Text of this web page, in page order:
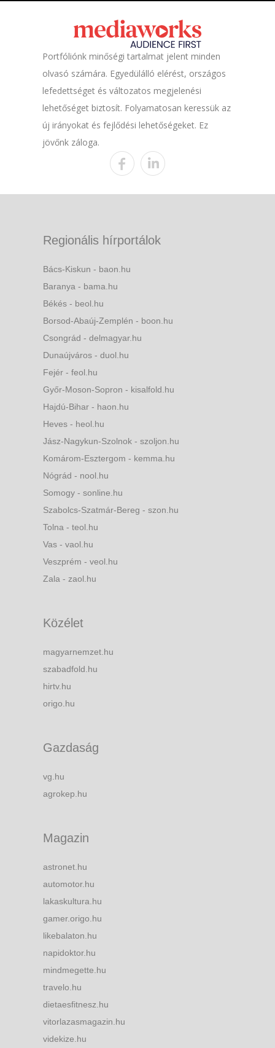
Portfóliónk minőségi tartalmat jelent minden
olvasó számára. Egyedülálló elérést, országos
lefedettséget és változatos megjelenési
lehetőséget biztosít. Folyamatosan keressük az
új irányokat és fejlődési lehetőségeket. Ez
jövőnk záloga.
Regionális hírportálok
Bács-Kiskun - baon.hu
Baranya - bama.hu
Békés - beol.hu
Borsod-Abaúj-Zemplén - boon.hu
Csongrád - delmagyar.hu
Dunaújváros - duol.hu
Fejér - feol.hu
Győr-Moson-Sopron - kisalfold.hu
Hajdú-Bihar - haon.hu
Heves - heol.hu
Jász-Nagykun-Szolnok - szoljon.hu
Komárom-Esztergom - kemma.hu
Nógrád - nool.hu
Somogy - sonline.hu
Szabolcs-Szatmár-Bereg - szon.hu
Tolna - teol.hu
Vas - vaol.hu
Veszprém - veol.hu
Zala - zaol.hu
Közélet
magyarnemzet.hu
szabadfold.hu
hirtv.hu
origo.hu
Gazdaság
vg.hu
agrokep.hu
Magazin
astronet.hu
automotor.hu
lakaskultura.hu
gamer.origo.hu
likebalaton.hu
napidoktor.hu
mindmegette.hu
travelo.hu
dietaesfitnesz.hu
vitorlazasmagazin.hu
videkize.hu